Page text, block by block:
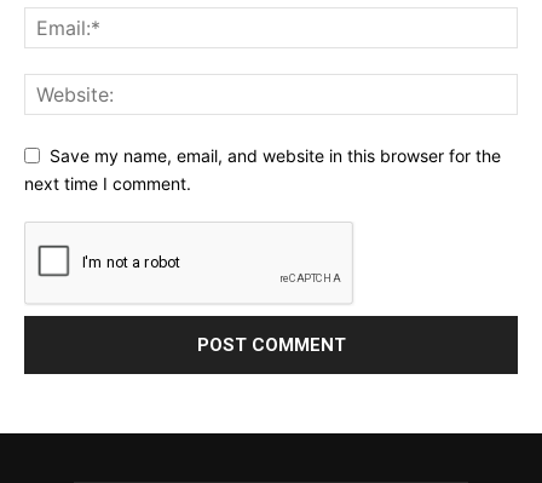
Save my name, email, and website in this browser for the
next time I comment.